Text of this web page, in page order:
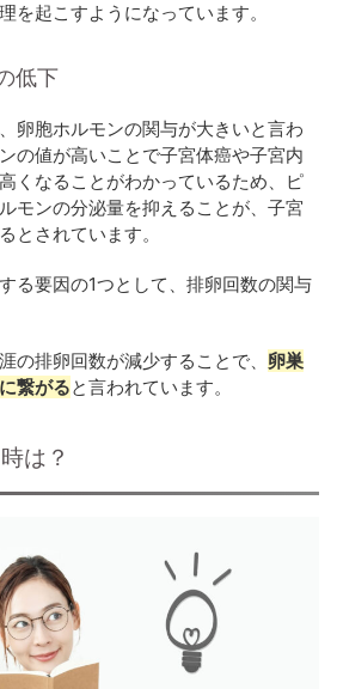
を起こすようになっています。
低下
卵胞ホルモンの関与が大きいと言わ
の値が高いことで子宮体癌や子宮内
くなることがわかっているため、ピ
モンの分泌量を抑えることが、子宮
とされています。
る要因の1つとして、排卵回数の関与
の排卵回数が減少することで、 卵巣
繋がると言われています。
は？